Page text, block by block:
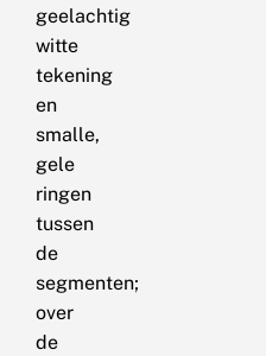
geelachtig
witte
tekening
en
smalle,
gele
ringen
tussen
de
segmenten;
over
de